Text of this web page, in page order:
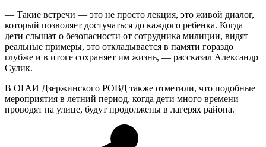
— Такие встречи — это не просто лекция, это живой диалог,
который позволяет достучаться до каждого ребенка. Когда
дети слышат о безопасности от сотрудника милиции, видят
реальные примеры, это откладывается в памяти гораздо
глубже и в итоге сохраняет им жизнь, — рассказал Александр
Сулик.
В ОГАИ Дзержинского РОВД также отметили, что подобные
мероприятия в летний период, когда дети много времени
проводят на улице, будут продолжены в лагерях района.